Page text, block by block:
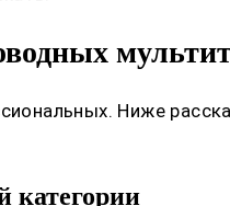
Ниже
категории